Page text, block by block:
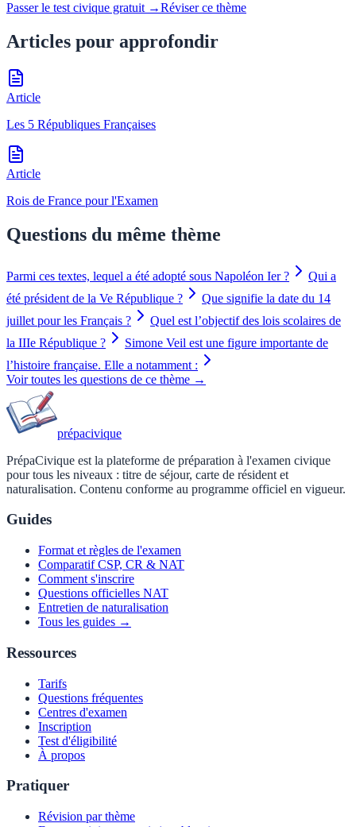
Passer le test civique gratuit →Réviser ce thème
Articles pour approfondir
Article
Les 5 Républiques Françaises
Article
Rois de France pour l'Examen
Questions du même thème
Parmi ces textes, lequel a été adopté sous Napoléon Ier ?
Qui a
été président de la Ve République ?
Que signifie la date du 14
juillet pour les Français ?
Quel est l’objectif des lois scolaires de
la IIIe République ?
Simone Veil est une figure importante de
l’histoire française. Elle a notamment :
Voir toutes les questions de ce thème →
prépacivique
PrépaCivique est la plateforme de préparation à l'examen civique
pour tous les niveaux : titre de séjour, carte de résident et
naturalisation. Contenu conforme au programme officiel en vigueur.
Guides
Format et règles de l'examen
Comparatif CSP, CR & NAT
Comment s'inscrire
Questions officielles NAT
Entretien de naturalisation
Tous les guides →
Ressources
Tarifs
Questions fréquentes
Centres d'examen
Inscription
Test d'éligibilité
À propos
Pratiquer
Révision par thème